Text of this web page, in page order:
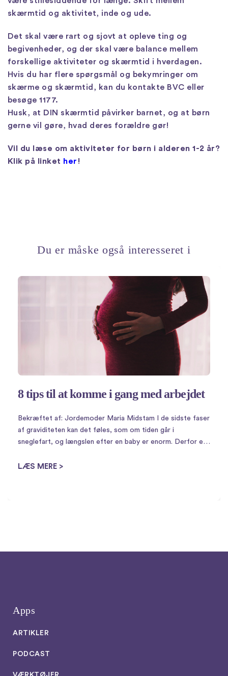
skærmtid og aktivitet, inde og ude.
Det skal være rart og sjovt at opleve ting og
begivenheder, og der skal være balance mellem
forskellige aktiviteter og skærmtid i hverdagen.
Hvis du har flere spørgsmål og bekymringer om
skærme og skærmtid, kan du kontakte BVC eller
besøge 1177.
Husk, at DIN skærmtid påvirker barnet, og at børn
gerne vil gøre, hvad deres forældre gør!
Vil du læse om aktiviteter for børn i alderen 1-2 år?
Klik på linket her !
Du er måske også interesseret i
8 tips til at komme i gang med arbejdet
Bekræftet af: Jordemoder Maria Midstam I de sidste faser
af graviditeten kan det føles, som om tiden går i
sneglefart, og længslen efter en baby er enorm. Derfor er
husmor-tricks til at...
LÆS MERE >
Apps
ARTIKLER
PODCAST